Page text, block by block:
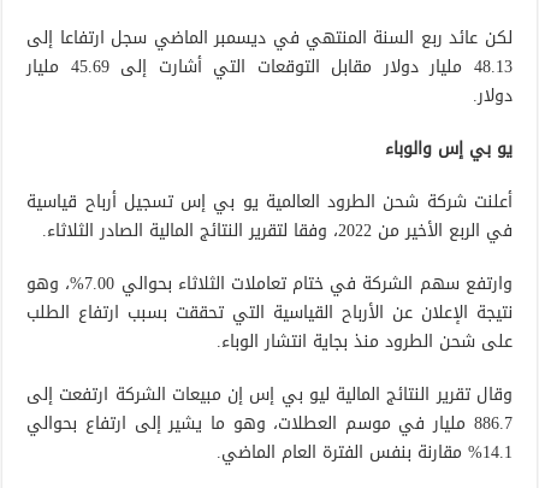
لكن عائد ربع السنة المنتهي في ديسمبر الماضي سجل ارتفاعا إلى
48.13 مليار دولار مقابل التوقعات التي أشارت إلى 45.69 مليار
دولار.
يو بي إس والوباء
أعلنت شركة شحن الطرود العالمية يو بي إس تسجيل أرباح قياسية
في الربع الأخير من 2022، وفقا لتقرير النتائج المالية الصادر الثلاثاء.
وارتفع سهم الشركة في ختام تعاملات الثلاثاء بحوالي 7.00%، وهو
نتيجة الإعلان عن الأرباح القياسية التي تحققت بسبب ارتفاع الطلب
على شحن الطرود منذ بجاية انتشار الوباء.
وقال تقرير النتائج المالية ليو بي إس إن مبيعات الشركة ارتفعت إلى
886.7 مليار في موسم العطلات، وهو ما يشير إلى ارتفاع بحوالي
14.1% مقارنة بنفس الفترة العام الماضي.